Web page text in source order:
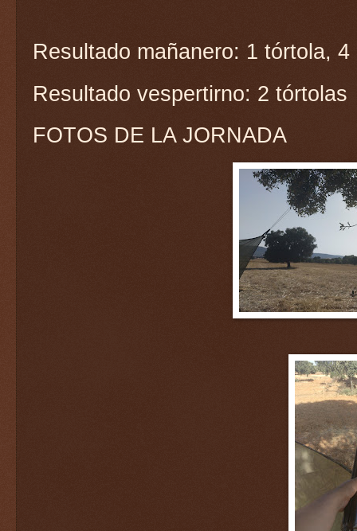
Resultado mañanero: 1 tórtola, 4
Resultado vespertirno: 2 tórtolas
FOTOS DE LA JORNADA